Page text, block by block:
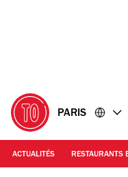
PARIS
ACTUALITÉS RESTAURANTS
© Antoine Besse